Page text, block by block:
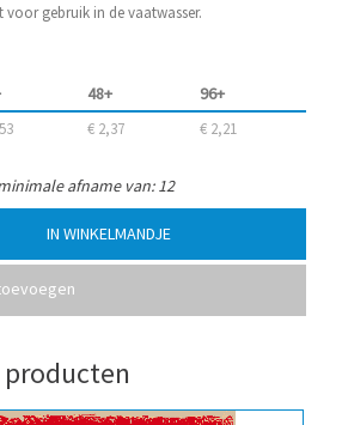
voor gebruik in de vaatwasser.
48+ 96+
€ 2,37 € 2,21
afname van: 12